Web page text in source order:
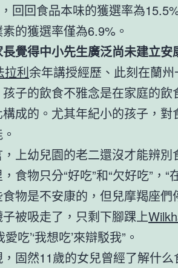
回回食品本味的獲選率為
的獲選率僅為6.9%。
覺得中小先生廣泛尚未建立安
拉利余年講授經歷、此刻在蘭
子的飲食不雅念是在家庭的飲
成的。尤其年紀小的孩子，對
上幼兒園的老二還沒才能辨別
食物只分“好吃”和“欠好吃”，
物是不安康的，但兒摩羯座們
被吸走了，只剩下腳踝上
吃’‘我想吃’來辯駁我”。
固然11歲的女兒曾經了解什么